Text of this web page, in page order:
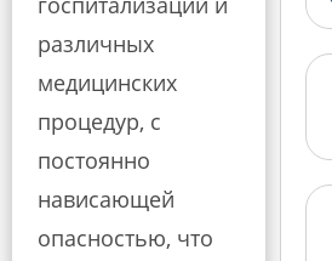
различных
медицинских
процедур, с
постоянно
нависающей
опасностью, что